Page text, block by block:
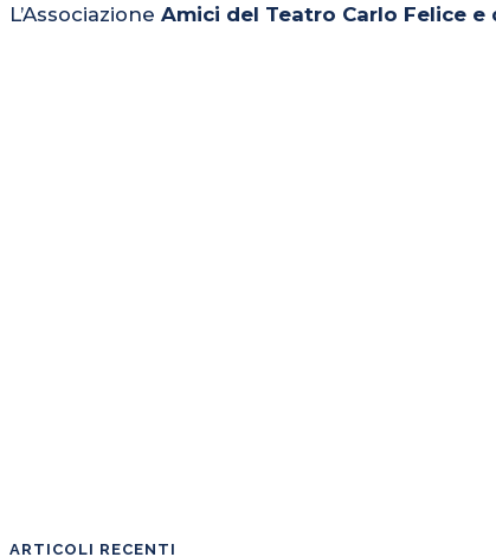
L’Associazione Amici del Teatro Carlo Felice
ARTICOLI RECENTI